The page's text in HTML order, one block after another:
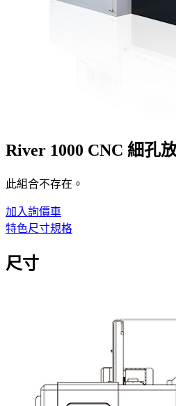
River 1000 CNC 細孔
此組合不存在。
加入詢價車
特色尺寸規格
尺寸